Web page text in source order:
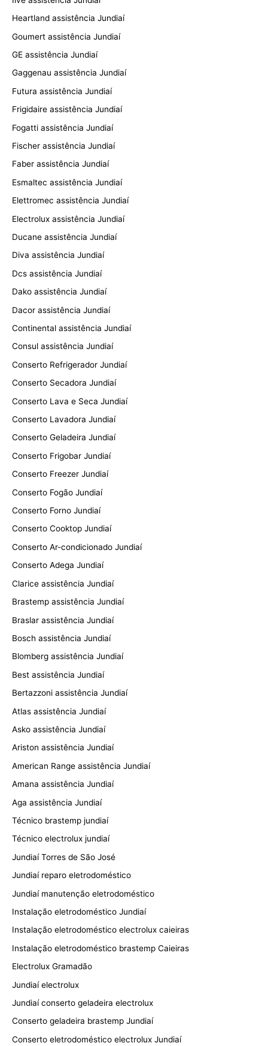
Heartland assistência Jundiaí
Goumert assistência Jundiaí
GE assistência Jundiaí
Gaggenau assistência Jundiaí
Futura assistência Jundiaí
Frigidaire assistência Jundiaí
Fogatti assistência Jundiaí
Fischer assistência Jundiaí
Faber assistência Jundiaí
Esmaltec assistência Jundiaí
Elettromec assistência Jundiaí
Electrolux assistência Jundiaí
Ducane assistência Jundiaí
Diva assistência Jundiaí
Dcs assistência Jundiaí
Dako assistência Jundiaí
Dacor assistência Jundiaí
Continental assistência Jundiaí
Consul assistência Jundiaí
Conserto Refrigerador Jundiaí
Conserto Secadora Jundiaí
Conserto Lava e Seca Jundiaí
Conserto Lavadora Jundiaí
Conserto Geladeira Jundiaí
Conserto Frigobar Jundiaí
Conserto Freezer Jundiaí
Conserto Fogão Jundiaí
Conserto Forno Jundiaí
Conserto Cooktop Jundiaí
Conserto Ar-condicionado Jundiaí
Conserto Adega Jundiaí
Clarice assistência Jundiaí
Brastemp assistência Jundiaí
Braslar assistência Jundiaí
Bosch assistência Jundiaí
Blomberg assistência Jundiaí
Best assistência Jundiaí
Bertazzoni assistência Jundiaí
Atlas assistência Jundiaí
Asko assistência Jundiaí
Ariston assistência Jundiaí
American Range assistência Jundiaí
Amana assistência Jundiaí
Aga assistência Jundiaí
Técnico brastemp jundiaí
Técnico electrolux jundiaí
Jundiaí Torres de São José
Jundiaí reparo eletrodoméstico
Jundiaí manutenção eletrodoméstico
Instalação eletrodoméstico Jundiaí
Instalação eletrodoméstico electrolux caieiras
Instalação eletrodoméstico brastemp Caieiras
Electrolux Gramadão
Jundiaí electrolux
Jundiaí conserto geladeira electrolux
Conserto geladeira brastemp Jundiaí
Conserto eletrodoméstico electrolux Jundiaí